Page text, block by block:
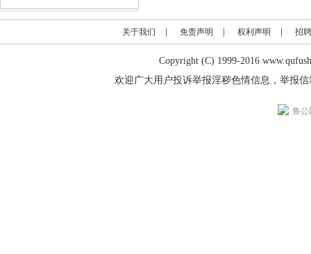
关于我们 免责声明 权利声明 招
Copyright (C) 1999-2016
欢迎广大用户投诉举报淫秽色情信息，举报信
鲁公